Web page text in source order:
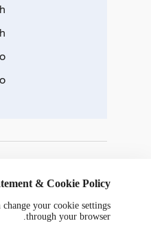
& Cookie Policy
your cookie settings
through your browser.